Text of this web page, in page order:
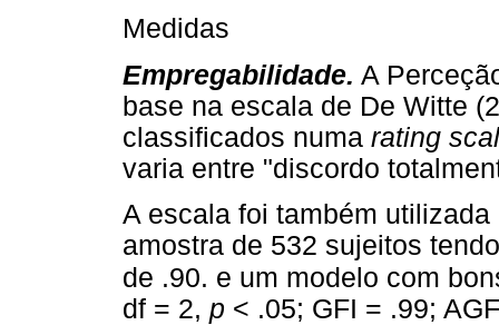
Medidas
Empregabilidade. A
base na escala de De Witte
classificados numa rating
varia entre "discordo
A escala foi também
amostra de 532 sujeitos
de .90. e um modelo com
df = 2, p < .05; GFI = .99;